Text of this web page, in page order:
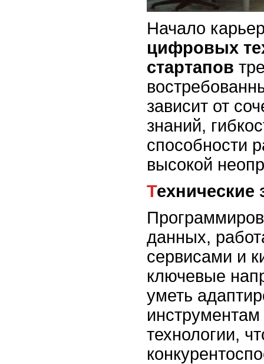
Начало
цифровых
стартапов
зависит от
знаний,
способности
высокой
Технические
данных,
сервисами и
ключевые
уметь
технологии,